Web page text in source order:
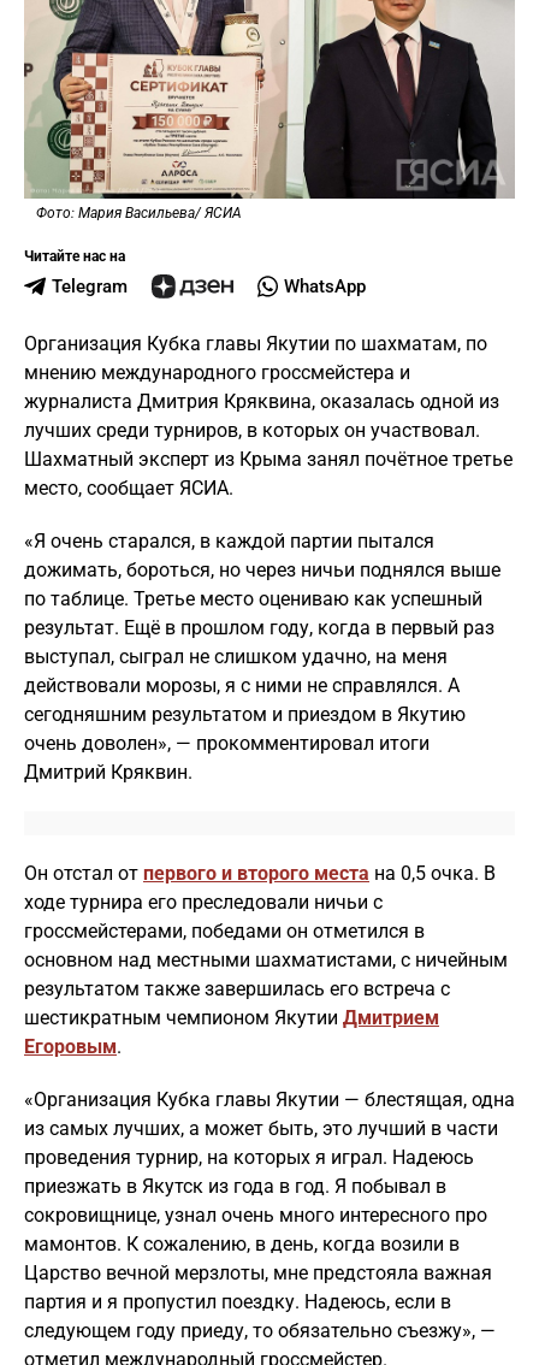
Фото: Мария Васильева/ ЯСИА
Читайте нас на
Telegram WhatsApp
Организация Кубка главы Якутии по шахматам, по
мнению международного гроссмейстера и
журналиста Дмитрия Кряквина, оказалась одной из
лучших среди турниров, в которых он участвовал.
Шахматный эксперт из Крыма занял почётное третье
место, сообщает ЯСИА.
«Я очень старался, в каждой партии пытался
дожимать, бороться, но через ничьи поднялся выше
по таблице. Третье место оцениваю как успешный
результат. Ещё в прошлом году, когда в первый раз
выступал, сыграл не слишком удачно, на меня
действовали морозы, я с ними не справлялся. А
сегодняшним результатом и приездом в Якутию
очень доволен», — прокомментировал итоги
Дмитрий Кряквин.
Он отстал от первого и второго места на 0,5 очка. В
ходе турнира его преследовали ничьи с
гроссмейстерами, победами он отметился в
основном над местными шахматистами, с ничейным
результатом также завершилась его встреча с
шестикратным чемпионом Якутии Дмитрием
Егоровым.
«Организация Кубка главы Якутии — блестящая, одна
из самых лучших, а может быть, это лучший в части
проведения турнир, на которых я играл. Надеюсь
приезжать в Якутск из года в год. Я побывал в
сокровищнице, узнал очень много интересного про
мамонтов. К сожалению, в день, когда возили в
Царство вечной мерзлоты, мне предстояла важная
партия и я пропустил поездку. Надеюсь, если в
следующем году приеду, то обязательно съезжу», —
отметил международный гроссмейстер.